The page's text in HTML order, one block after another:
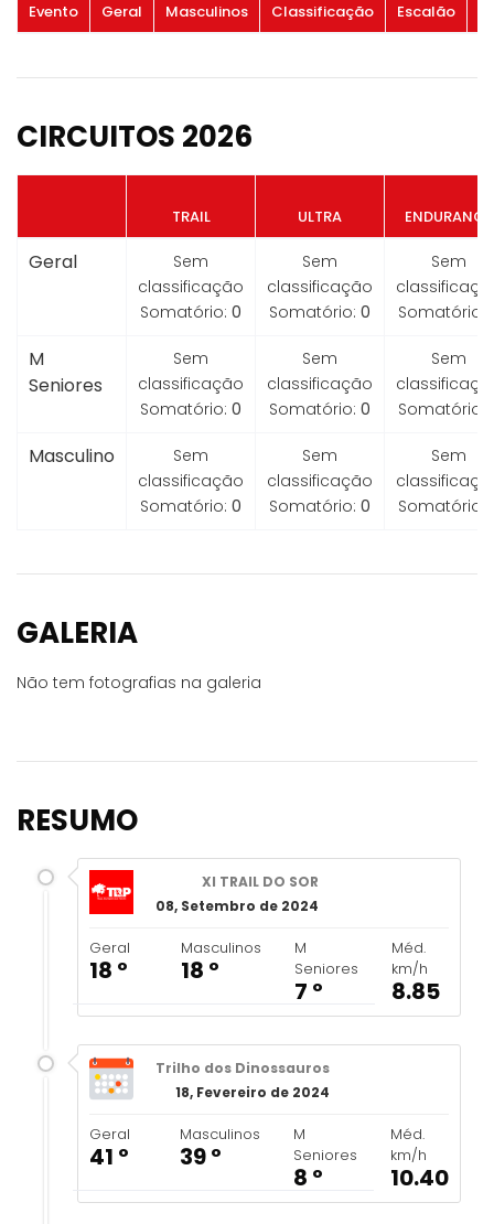
Evento Geral Masculinos Classificação Escalão
CIRCUITOS 2026
TRAIL ULTRA ENDURANCE
Geral
Sem
classificação
Somatório: 0
Sem
classificação
Somatório: 0
Sem
Somatório:
M
Seniores
Sem
classificação
Somatório: 0
Sem
classificação
Somatório: 0
Sem
Somatório:
Masculino
Sem
classificação
Somatório: 0
Sem
classificação
Somatório: 0
Sem
Somatório:
GALERIA
Não tem fotografias na galeria
RESUMO
XI TRAIL DO SOR
08, Setembro de 2024
Geral
18 º
Masculinos
18 º
M
Seniores
7 º
Méd.
km/h
8.85
Trilho dos Dinossauros
18, Fevereiro de 2024
Geral
41 º
Masculinos
39 º
M
Seniores
8 º
Méd.
km/h
10.40